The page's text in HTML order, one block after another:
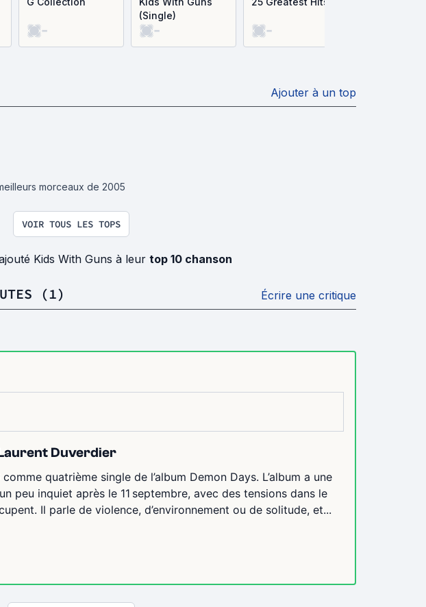
-
(Single)
- -
Ajouter à un top
morceaux de 2005
VOIR TOUS LES TOPS
Kids With Guns à leur top 10 chanson
(1) Écrire une critique
Duverdier
quatrième single de l’album Demon Days. L’album a une
peu inquiet après le 11 septembre, avec des tensions dans le
Il parle de violence, d’environnement ou de solitude, et...